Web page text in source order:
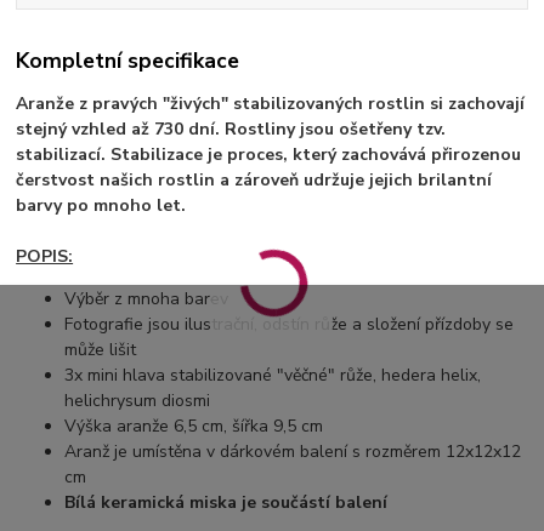
Kompletní specifikace
Aranže z pravých "živých" stabilizovaných rostlin si zachovají
stejný vzhled až 730 dní. Rostliny jsou ošetřeny tzv.
stabilizací. Stabilizace je proces, který zachovává přirozenou
čerstvost našich rostlin a zároveň udržuje jejich brilantní
barvy po mnoho let.
POPIS:
Výběr z mnoha barev
Fotografie jsou ilustrační, odstín růže a složení přízdoby se
může lišit
3x mini hlava stabilizované "věčné" růže, hedera helix,
helichrysum diosmi
Výška aranže 6,5 cm, šířka 9,5 cm
Aranž je umístěna v dárkovém balení s rozměrem 12x12x12
cm
Bílá keramická miska je součástí balení